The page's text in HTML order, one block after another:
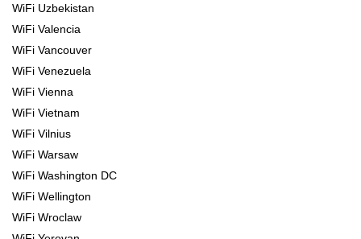
WiFi Uzbekistan
WiFi Valencia
WiFi Vancouver
WiFi Venezuela
WiFi Vienna
WiFi Vietnam
WiFi Vilnius
WiFi Warsaw
WiFi Washington DC
WiFi Wellington
WiFi Wroclaw